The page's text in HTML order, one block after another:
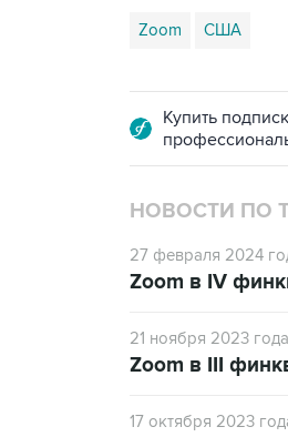
Zoom США
Купить
НОВОСТИ ПО
27 февраля 2024
Zoom в IV
21 ноября 2023
Zoom в III
17 октября 2023